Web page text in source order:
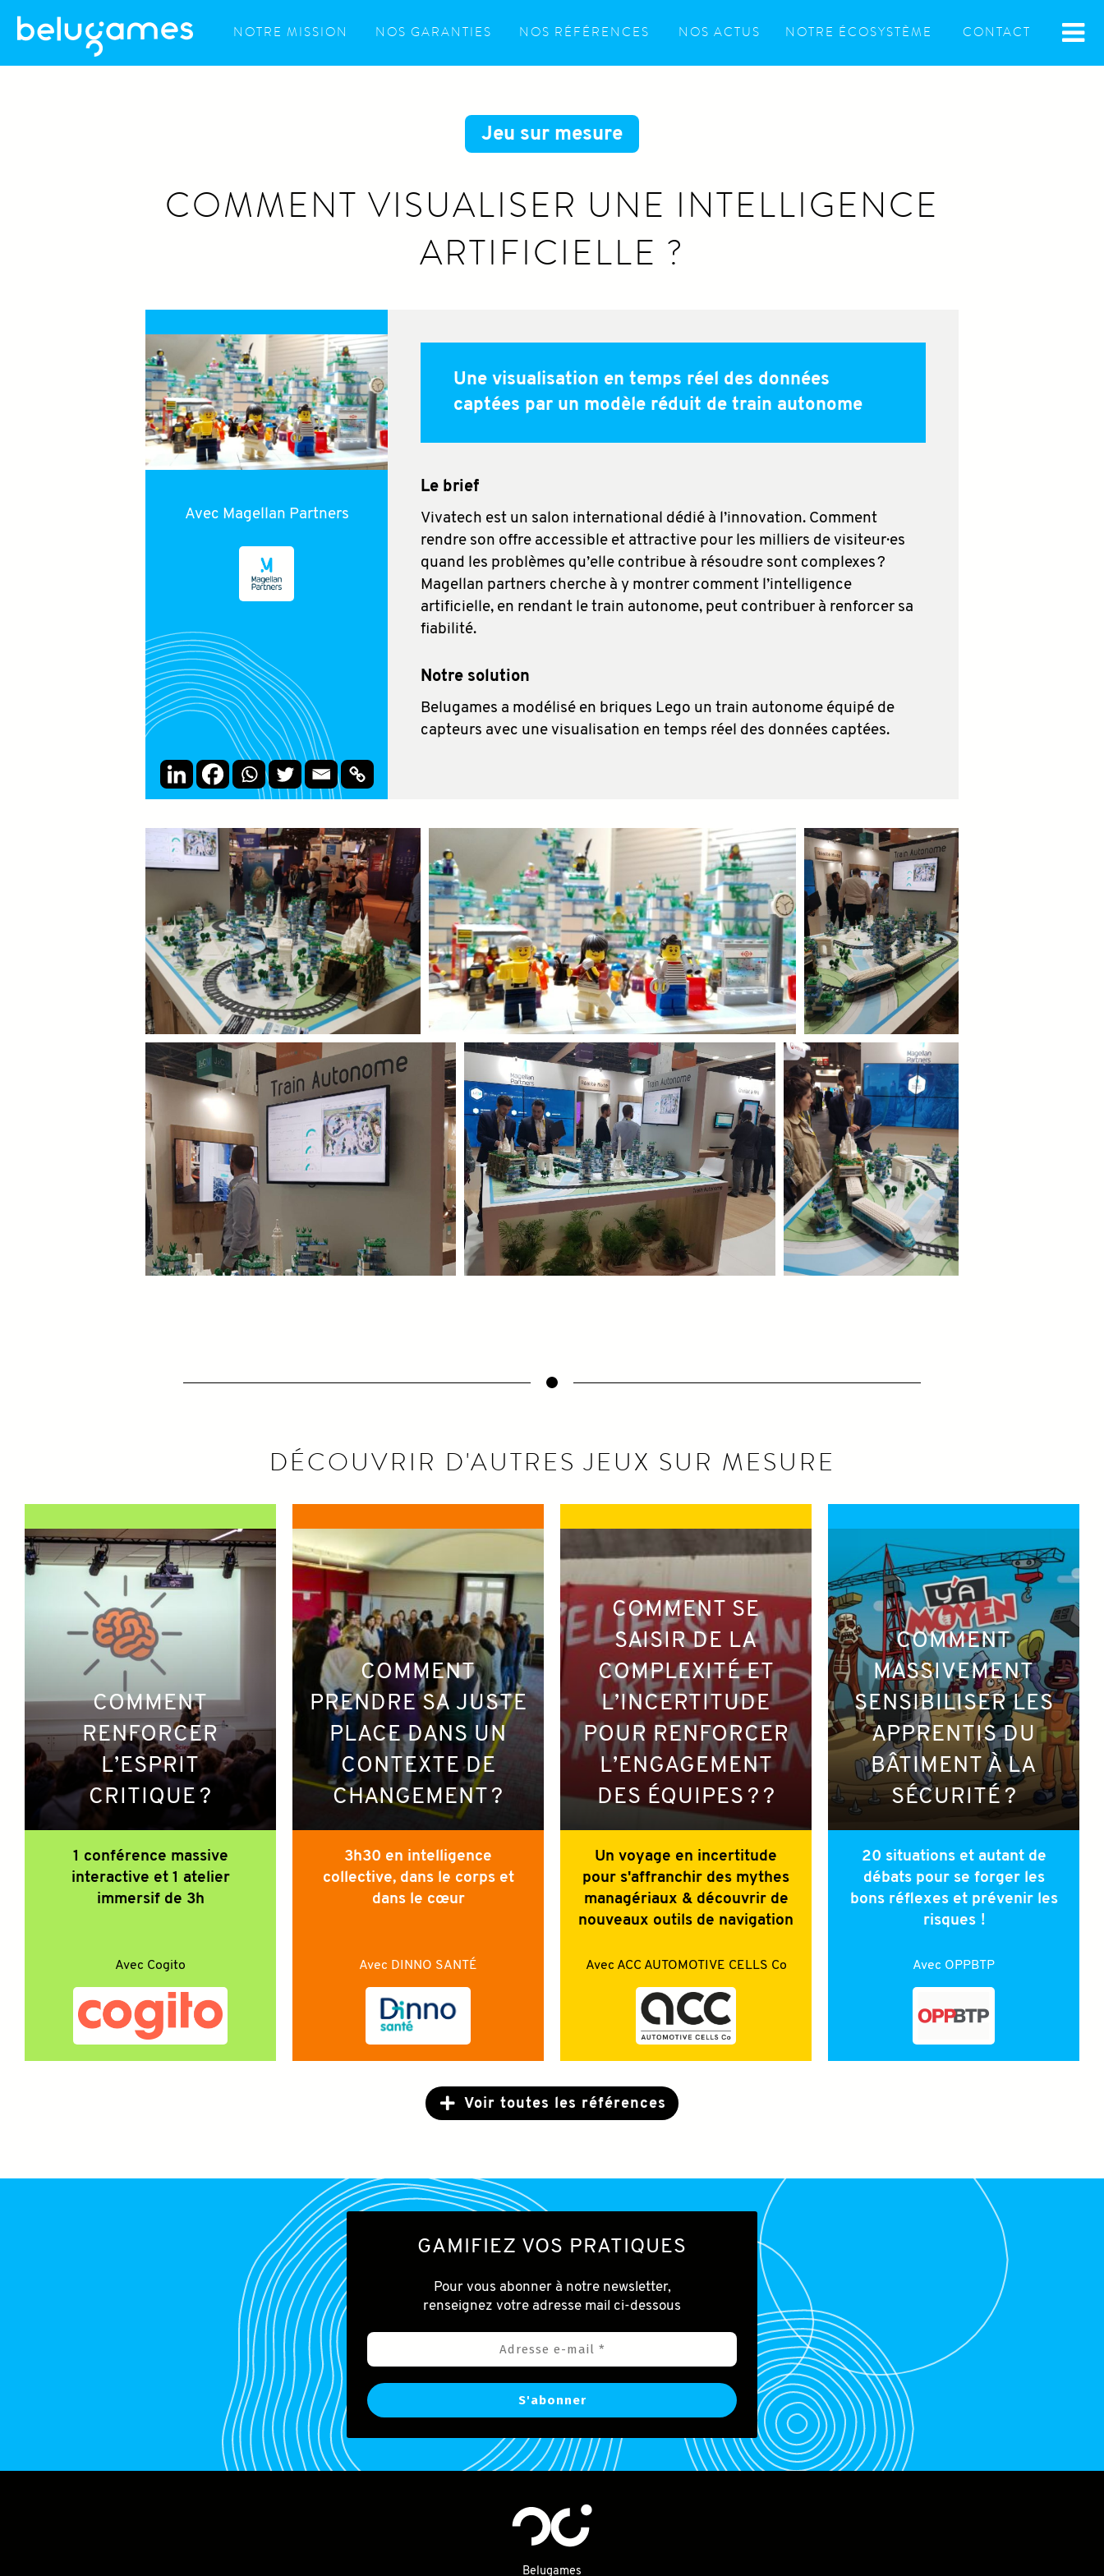
NOTRE MISSION NOS GARANTIES NOS RÉFÉRENCES NOS ACTUS NOTRE ÉCOSYSTÈME CONTACT
Jeu sur mesure
COMMENT VISUALISER UNE INTELLIGENCE
ARTIFICIELLE ?
Avec Magellan Partners
Une visualisation en temps réel des données
captées par un modèle réduit de train autonome
Le brief
Vivatech est un salon international dédié à l’innovation. Comment
rendre son offre accessible et attractive pour les milliers de visiteur·es
quand les problèmes qu’elle contribue à résoudre sont complexes ?
Magellan partners cherche à y montrer comment l’intelligence
artificielle, en rendant le train autonome, peut contribuer à renforcer sa
fiabilité.
Notre solution
Belugames a modélisé en briques Lego un train autonome équipé de
capteurs avec une visualisation en temps réel des données captées.
DÉCOUVRIR D'AUTRES JEUX SUR MESURE
COMMENT
RENFORCER
L’ESPRIT
CRITIQUE ?
1 conférence massive
interactive et 1 atelier
immersif de 3h
Avec Cogito
COMMENT
PRENDRE SA JUSTE
PLACE DANS UN
CONTEXTE DE
CHANGEMENT ?
3h30 en intelligence
collective, dans le corps et
dans le cœur
Avec DINNO SANTÉ
COMMENT SE
SAISIR DE LA
COMPLEXITÉ ET
L’INCERTITUDE
POUR RENFORCER
L’ENGAGEMENT
DES ÉQUIPES ? ?
Un voyage en incertitude
pour s'affranchir des mythes
managériaux & découvrir de
nouveaux outils de navigation
Avec ACC AUTOMOTIVE CELLS Co
COMMENT
MASSIVEMENT
SENSIBILISER LES
APPRENTIS DU
BÂTIMENT À LA
SÉCURITÉ ?
20 situations et autant de
débats pour se forger les
bons réflexes et prévenir les
risques !
Avec OPPBTP
Voir toutes les références
GAMIFIEZ VOS PRATIQUES
Pour vous abonner à notre newsletter,
renseignez votre adresse mail ci-dessous
Belugames